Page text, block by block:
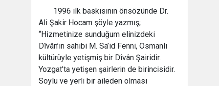
1996 ilk baskısının önsözünde Dr.
Ali Şakir Hocam şöyle yazmış;
“Hizmetinize sunduğum elinizdeki
Dîvân’ın sahibi M. Sa’id Fenni, Osmanlı
kültürüyle yetişmiş bir Dîvân Şairidir.
Yozgat’ta yetişen şairlerin de birincisidir.
Soylu ve yerli bir aileden olması